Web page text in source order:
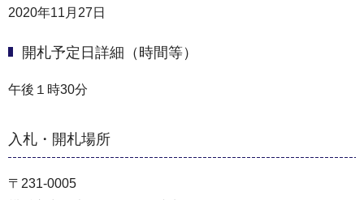
2020年11月27日
開札予定日詳細（時間等）
午後１時30分
入札・開札場所
〒231-0005